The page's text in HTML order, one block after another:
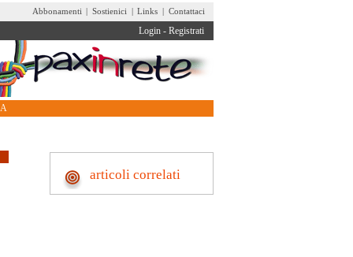
Abbonamenti | Sostienici | Links | Contattaci
Login - Registrati
articoli correlati